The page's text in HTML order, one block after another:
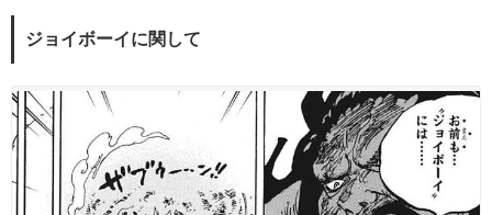
ジョイボーイに関して